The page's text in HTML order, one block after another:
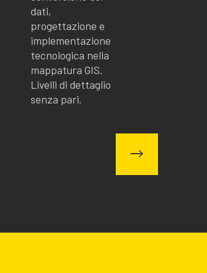
dati,
progettazione e
implementazione
tecnologica nella
mappatura GIS.
Livelli di dettaglio
senza pari.